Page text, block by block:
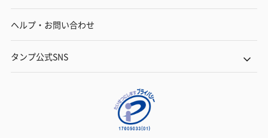
ヘルプ・お問い合わせ
タンプ公式SNS